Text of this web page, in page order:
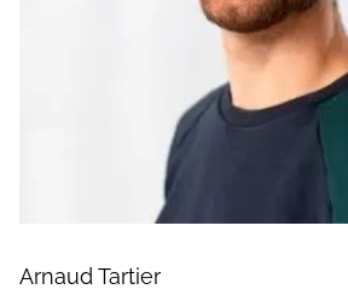
Arnaud Tartier